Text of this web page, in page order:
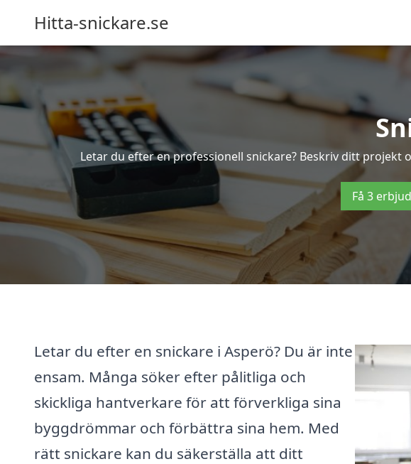
Hitta-snickare.se
Letar du efter en professionell snickare? Beskriv ditt
Få 3
Letar du efter en snickare i Asperö? Du är inte
ensam. Många söker efter pålitliga och
skickliga hantverkare för att förverkliga sina
byggdrömmar och förbättra sina hem. Med
rätt snickare kan du säkerställa att ditt